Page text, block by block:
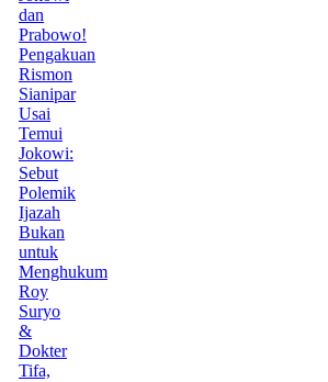
dan
Prabowo!
Pengakuan
Rismon
Sianipar
Usai
Temui
Jokowi:
Sebut
Polemik
Ijazah
Bukan
untuk
Menghukum
Roy
Suryo
&
Dokter
Tifa,